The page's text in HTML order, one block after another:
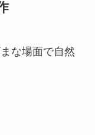
な場面で自然